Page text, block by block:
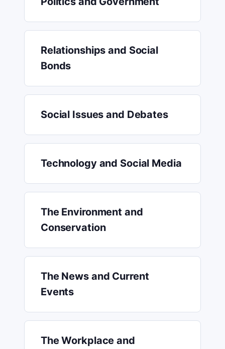
Relationships and Social
Bonds
Social Issues and Debates
Technology and Social Media
The Environment and
Conservation
The News and Current
Events
The Workplace and